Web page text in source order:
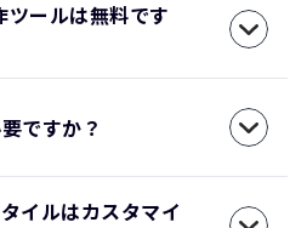
ールは無料です
ですか？
イルはカスタマイ